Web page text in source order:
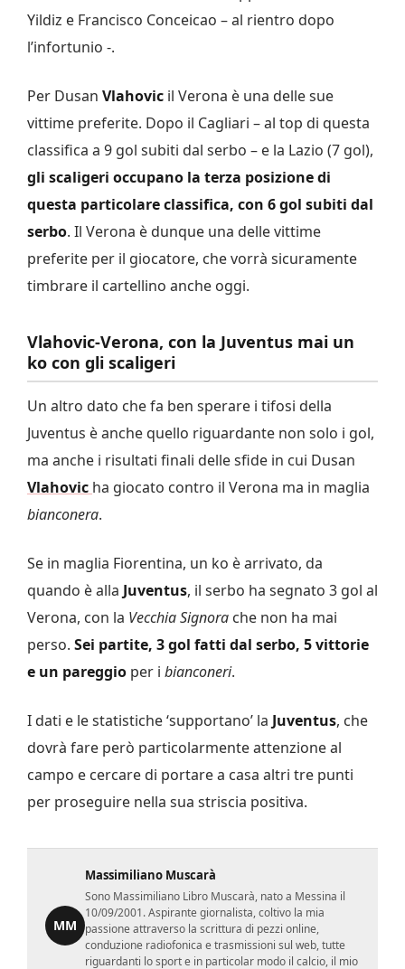
Yildiz e Francisco Conceicao – al rientro dopo
l’infortunio -.
Per Dusan Vlahovic il Verona è una delle sue
vittime preferite. Dopo il Cagliari – al top di questa
classifica a 9 gol subiti dal serbo – e la Lazio (7 gol),
gli scaligeri occupano la terza posizione di
questa particolare classifica, con 6 gol subiti dal
serbo. Il Verona è dunque una delle vittime
preferite per il giocatore, che vorrà sicuramente
timbrare il cartellino anche oggi.
Vlahovic-Verona, con la Juventus mai un
ko con gli scaligeri
Un altro dato che fa ben sperare i tifosi della
Juventus è anche quello riguardante non solo i gol,
ma anche i risultati finali delle sfide in cui Dusan
Vlahovic ha giocato contro il Verona ma in maglia
bianconera.
Se in maglia Fiorentina, un ko è arrivato, da
quando è alla Juventus, il serbo ha segnato 3 gol al
Verona, con la Vecchia Signora che non ha mai
perso. Sei partite, 3 gol fatti dal serbo, 5 vittorie
e un pareggio per i bianconeri.
I dati e le statistiche ‘supportano’ la Juventus, che
dovrà fare però particolarmente attenzione al
campo e cercare di portare a casa altri tre punti
per proseguire nella sua striscia positiva.
MM
Massimiliano Muscarà
Sono Massimiliano Libro Muscarà, nato a Messina il
10/09/2001. Aspirante giornalista, coltivo la mia
passione attraverso la scrittura di pezzi online,
conduzione radiofonica e trasmissioni sul web, tutte
riguardanti lo sport e in particolar modo il calcio, il mio